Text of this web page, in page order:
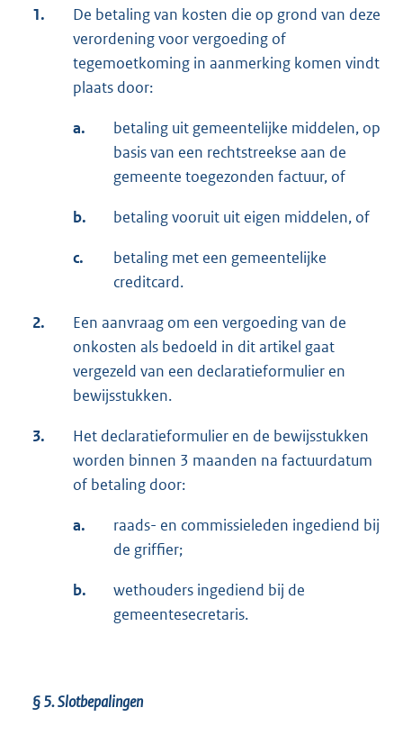
1.
De betaling van kosten die op grond van deze
verordening voor vergoeding of
tegemoetkoming in aanmerking komen vindt
plaats door:
a.
betaling uit gemeentelijke middelen, op
basis van een rechtstreekse aan de
gemeente toegezonden factuur, of
b. betaling vooruit uit eigen middelen, of
c.
betaling met een gemeentelijke
creditcard.
2.
Een aanvraag om een vergoeding van de
onkosten als bedoeld in dit artikel gaat
vergezeld van een declaratieformulier en
bewijsstukken.
3.
Het declaratieformulier en de bewijsstukken
worden binnen 3 maanden na factuurdatum
of betaling door:
a.
raads- en commissieleden ingediend bij
de griffier;
b.
wethouders ingediend bij de
gemeentesecretaris.
§ 5.Slotbepalingen